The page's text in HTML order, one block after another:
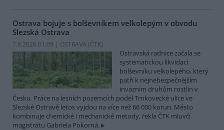
Ostrava bojuje s bolševníkem velkolepým v obvodu
Slezská Ostrava
7.8.2026 01:09 | OSTRAVA (ČTK)
Ostravská radnice začala se
systematickou likvidací
bolševníku velkolepého, který
patří k nejnebezpečnějším
invazním druhům rostlin v
Česku. Práce na lesních pozemcích podél Trnkovecké ulice ve
Slezské Ostravě letos vyjdou na více než 66 000 korun. Město
kombinuje chemické i mechanické metody, řekla ČTK mluvčí
magistrátu Gabriela Pokorná.